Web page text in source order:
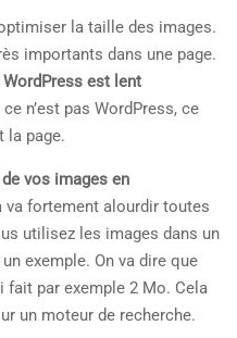
la taille des images.
importants dans une page.
WordPress est lent
n’est pas WordPress, ce
la page.
vos images en
va fortement alourdir toutes
utilisez les images dans un
exemple. On va dire que
fait par exemple 2 Mo. Cela
un moteur de recherche.